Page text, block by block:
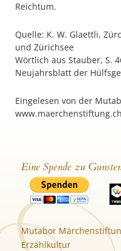
Reichtum.
Quelle: K. W. Glaettli,
und Zürichsee
Wörtlich aus Stauber, S.
Neujahrsblatt der
Eingelesen von der
Eine Spende zu
Mutabor
Erzählkultur